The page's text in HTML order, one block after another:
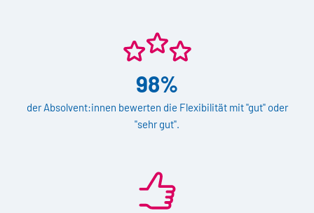
98%
der Absolvent:innen bewerten die Flexibilität mit "gut" oder
"sehr gut".